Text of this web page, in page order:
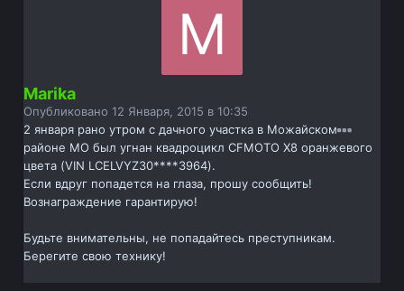
Marika
Опубликовано12 Января, 2015 в 10:35
2 января рано утром с дачного участка в Можайском
районе МО был угнан квадроцикл CFMOTO X8 оранжевого
цвета (VIN LCELVYZ30****3964).
Eсли вдруг попадется на глаза, прошу сообщить!
Вознаграждение гарантирую!
Будьте внимательны, не попадайтесь преступникам.
Берегите свою технику!